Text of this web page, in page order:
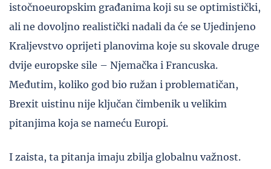
istočnoeuropskim građanima koji su se optimistički,
ali ne dovoljno realistički nadali da će se Ujedinjeno
Kraljevstvo oprijeti planovima koje su skovale druge
dvije europske sile – Njemačka i Francuska.
Međutim, koliko god bio ružan i problematičan,
Brexit uistinu nije ključan čimbenik u velikim
pitanjima koja se nameću Europi.
I zaista, ta pitanja imaju zbilja globalnu važnost.